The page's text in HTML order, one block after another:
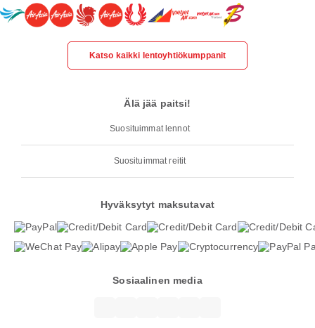
Katso kaikki lentoyhtiökumppanit
Älä jää paitsi!
Suosituimmat lennot
Suosituimmat reitit
Hyväksytyt maksutavat
Sosiaalinen media